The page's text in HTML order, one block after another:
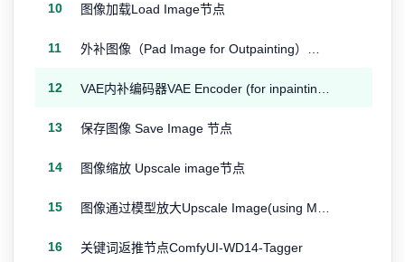
10 图像加载Load Image节点
11
12
13 保存图像 Save Image 节点
14 图像缩放 Upscale image节点
15
16 关键词返推节点ComfyUI-WD14-Tagger